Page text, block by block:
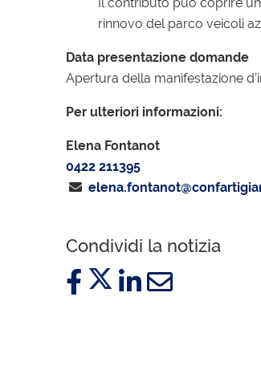
rinnovo del parco veicoli
Data presentazione domande
Apertura della manifestazione
Per ulteriori informazioni:
Elena Fontanot
0422 211395
Condividi la notizia